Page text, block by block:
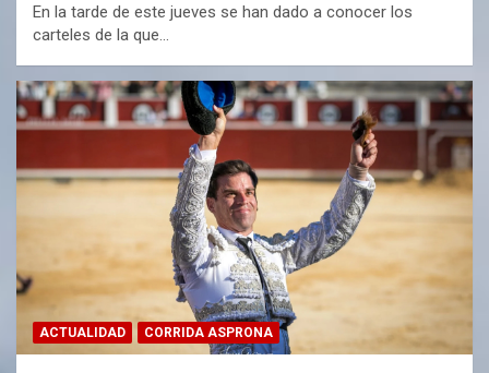
En la tarde de este jueves se han dado a conocer los
carteles de la que…
ACTUALIDAD CORRIDA ASPRONA